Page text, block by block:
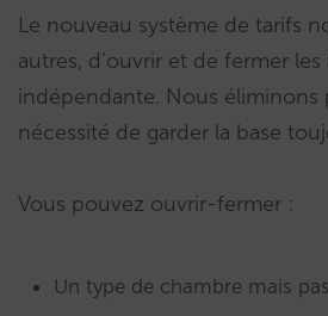
Le nouveau système de tarifs
autres, d’ouvrir et de fermer
indépendante. Nous éliminons
nécessité de garder la base
Vous pouvez ouvrir-fermer :
Un type de chambre mais